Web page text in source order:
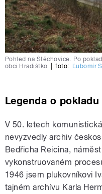
Pohled na Štěchovice. Po
obci Hradištko
foto: Ľubomír
Legenda o pokladu
V 50. letech
nevyzvedly archiv
Bedřicha Reicina,
vykonstruovaném
1946 jsem plukovníkovi
tajném archívu Karla